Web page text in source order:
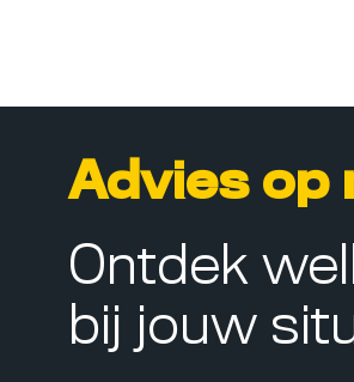
Advies op
Ontdek
bij jouw